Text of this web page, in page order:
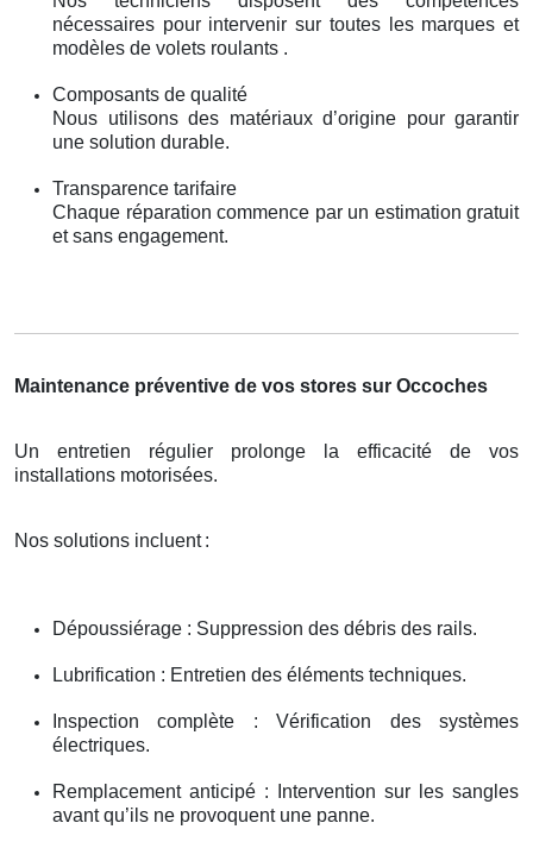
nécessaires pour intervenir sur toutes les marques et
modèles de volets roulants .
Composants de qualité
Nous utilisons des matériaux d’origine pour garantir
une solution durable.
Transparence tarifaire
Chaque réparation commence par un estimation gratuit
et sans engagement.
Maintenance préventive de vos stores sur Occoches
Un entretien régulier prolonge la efficacité de vos
installations motorisées.
Nos solutions incluent :
Dépoussiérage : Suppression des débris des rails.
Lubrification : Entretien des éléments techniques.
Inspection complète : Vérification des systèmes
électriques.
Remplacement anticipé : Intervention sur les sangles
avant qu’ils ne provoquent une panne.